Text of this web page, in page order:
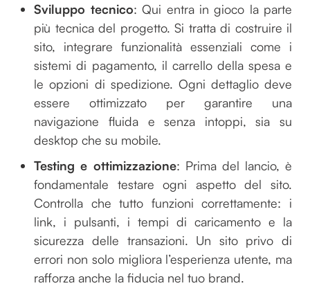
Sviluppo tecnico: Qui entra in gioco la parte
più tecnica del progetto. Si tratta di costruire il
sito, integrare funzionalità essenziali come i
sistemi di pagamento, il carrello della spesa e
le opzioni di spedizione. Ogni dettaglio deve
essere ottimizzato per garantire una
navigazione fluida e senza intoppi, sia su
desktop che su mobile.
Testing e ottimizzazione: Prima del lancio, è
fondamentale testare ogni aspetto del sito.
Controlla che tutto funzioni correttamente: i
link, i pulsanti, i tempi di caricamento e la
sicurezza delle transazioni. Un sito privo di
errori non solo migliora l’esperienza utente, ma
rafforza anche la fiducia nel tuo brand.